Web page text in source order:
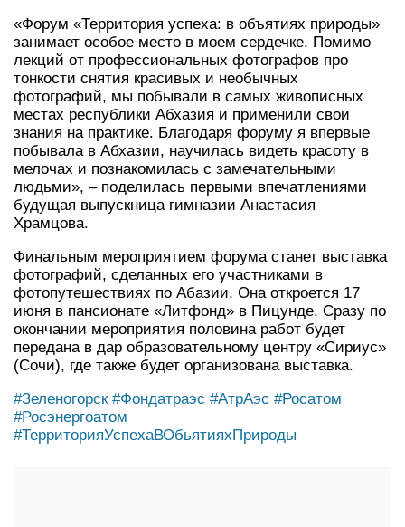
«Форум «Территория успеха: в объятиях природы»
занимает особое место в моем сердечке. Помимо
лекций от профессиональных фотографов про
тонкости снятия красивых и необычных
фотографий, мы побывали в самых живописных
местах республики Абхазия и применили свои
знания на практике. Благодаря форуму я впервые
побывала в Абхазии, научилась видеть красоту в
мелочах и познакомилась с замечательными
людьми», – поделилась первыми впечатлениями
будущая выпускница гимназии Анастасия
Храмцова.
Финальным мероприятием форума станет выставка
фотографий, сделанных его участниками в
фотопутешествиях по Абазии. Она откроется 17
июня в пансионате «Литфонд» в Пицунде. Сразу по
окончании мероприятия половина работ будет
передана в дар образовательному центру «Сириус»
(Сочи), где также будет организована выставка.
#Зеленогорск #Фондатраэс #АтрАэс #Росатом
#Росэнергоатом
#ТерриторияУспехаВОбьятияхПрироды